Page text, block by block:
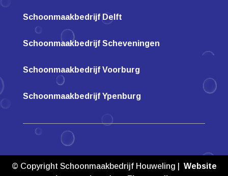
Schoonmaakbedrijf Delft
Schoonmaakbedrijf Scheveningen
Schoonmaakbedrijf Voorburg
Schoonmaakbedrijf Ypenburg
© Copyright Schoonmaakbedrijf Houweling | Website